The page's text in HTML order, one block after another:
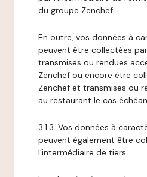
du groupe Zenchef.
En outre, vos données à
peuvent être collectées
transmises ou rendues
Zenchef ou encore être
Zenchef et transmises ou
au restaurant le cas
3.1.3. Vos données à
peuvent également être
l’intermédiaire de tiers.